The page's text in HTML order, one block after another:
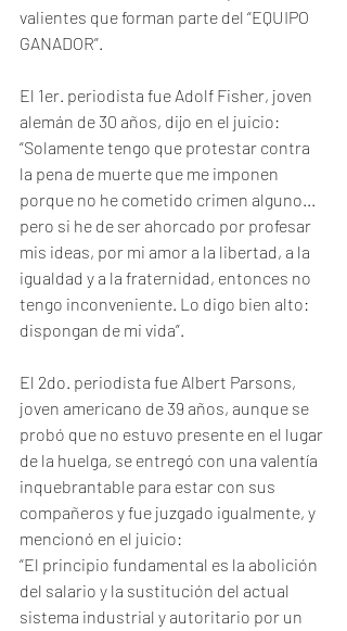
valientes que forman parte del “EQUIPO
GANADOR”.
El 1er. periodista fue Adolf Fisher, joven
alemán de 30 años, dijo en el juicio:
“Solamente tengo que protestar contra
la pena de muerte que me imponen
porque no he cometido crimen alguno...
pero si he de ser ahorcado por profesar
mis ideas, por mi amor a la libertad, a la
igualdad y a la fraternidad, entonces no
tengo inconveniente. Lo digo bien alto:
dispongan de mi vida”.
El 2do. periodista fue Albert Parsons,
joven americano de 39 años, aunque se
probó que no estuvo presente en el lugar
de la huelga, se entregó con una valentía
inquebrantable para estar con sus
compañeros y fue juzgado igualmente, y
mencionó en el juicio:
“El principio fundamental es la abolición
del salario y la sustitución del actual
sistema industrial y autoritario por un